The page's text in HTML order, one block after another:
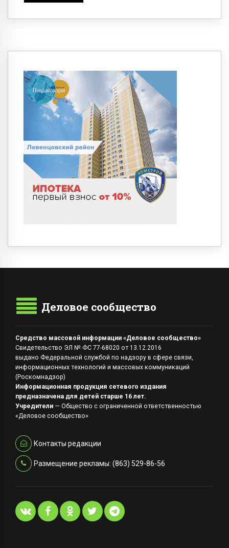
Деловое сообщество
Средство массовой информации «Деловое сообщество»
Свидетельство ЭЛ № ФС 77-68020 от 13.12.2016
выдано Федеральной службой по надзору в сфере связи,
информационных технологий и массовых коммуникаций
(Роскомнадзор)
Информационная продукция сетевого издания
предназначена для детей старше 16 лет.
Учредители — Общество с ограниченной ответственностью
«Деловое сообщество»
Контакты редакции
Размещение рекламы: (863) 529-86-56